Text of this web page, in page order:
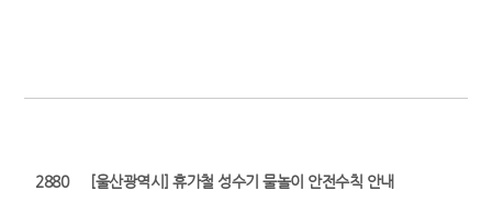
2880 [울산광역시] 휴가철 성수기 물놀이 안전수칙 안내